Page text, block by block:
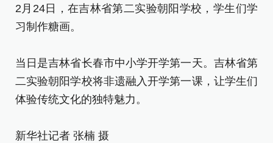
2月24日，在吉林省第二实验朝阳学校，学生们学
习制作糖画。
当日是吉林省长春市中小学开学第一天。吉林省第
二实验朝阳学校将非遗融入开学第一课，让学生们
体验传统文化的独特魅力。
新华社记者 张楠 摄